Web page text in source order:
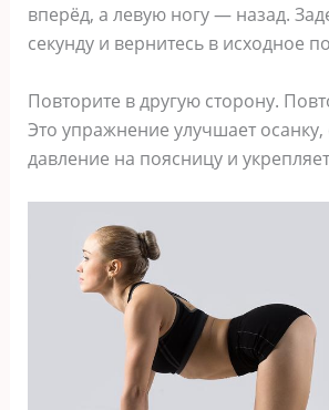
вперёд, а левую ногу — назад.
секунду и вернитесь в исходное
Повторите в другую сторону.
Это упражнение улучшает осанку,
давление на поясницу и